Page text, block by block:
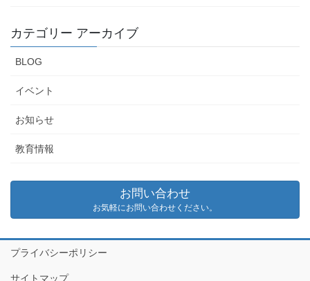
カテゴリー アーカイブ
BLOG
イベント
お知らせ
教育情報
お問い合わせ
お気軽にお問い合わせください。
プライバシーポリシー
サイトマップ